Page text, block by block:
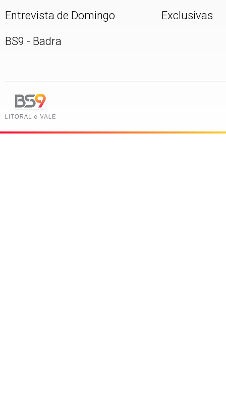
Entrevista de Domingo
BS9 - Badra
Exclusivas